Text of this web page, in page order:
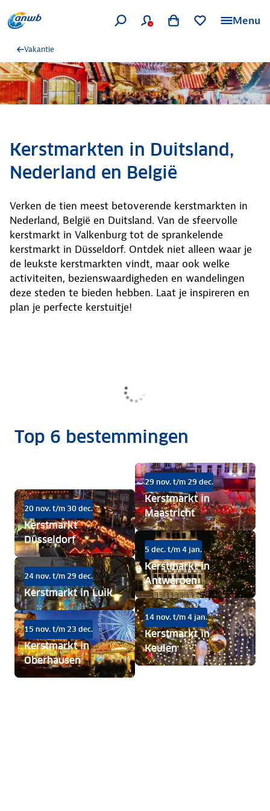
Menu
Vakantie
Kerstmarkten in Duitsland,
Nederland en België
Verken de tien meest betoverende kerstmarkten in
Nederland, België en Duitsland. Van de sfeervolle
kerstmarkt in Valkenburg tot de sprankelende
kerstmarkt in Düsseldorf. Ontdek niet alleen waar je
de leukste kerstmarkten vindt, maar ook welke
activiteiten, bezienswaardigheden en wandelingen
deze steden te bieden hebben. Laat je inspireren en
plan je perfecte kerstuitje!
Top 6 bestemmingen
20 nov. t/m 30 dec.
Kerstmarkt
Düsseldorf
24 nov. t/m 29 dec.
Kerstmarkt in Luik
15 nov. t/m 23 dec.
Kerstmarkt in
Oberhausen
29 nov. t/m 29 dec.
Kerstmarkt in
Maastricht
5 dec. t/m 4 jan.
Kerstmarkt in
Antwerpen
14 nov. t/m 4 jan.
Kerstmarkt in
Keulen